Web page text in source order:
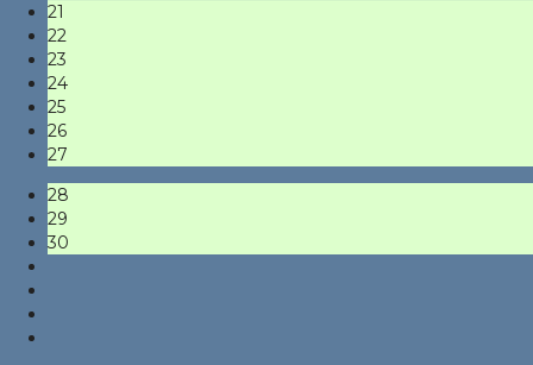
21
22
23
24
25
26
27
28
29
30